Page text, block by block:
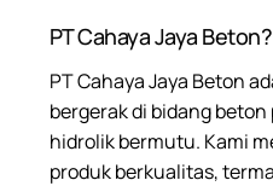
PT Cahaya Jaya Beton?
PT Cahaya Jaya Beton
bergerak di bidang
hidrolik bermutu. Kami
produk berkualitas,